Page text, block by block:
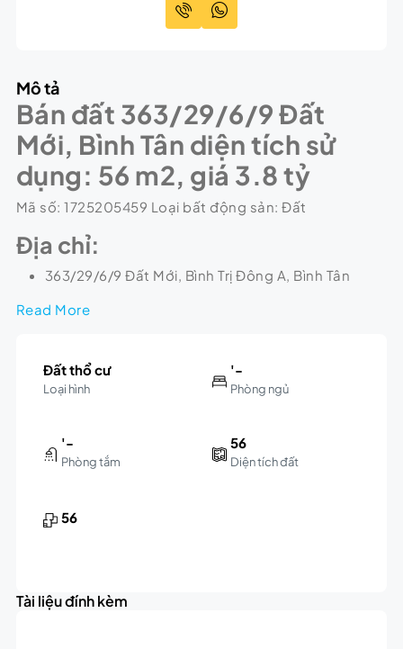
Mô tả
Bán đất 363/29/6/9 Đất
Mới, Bình Tân diện tích sử
dụng: 56 m2, giá 3.8 tỷ
Mã số: 1725205459 Loại bất động sản: Đất
Địa chỉ:
363/29/6/9 Đất Mới, Bình Trị Đông A, Bình Tân
Read More
Đất thổ cư
Loại hình
'-
Phòng ngủ
'-
Phòng tắm
56
Diện tích đất
56
Tài liệu đính kèm